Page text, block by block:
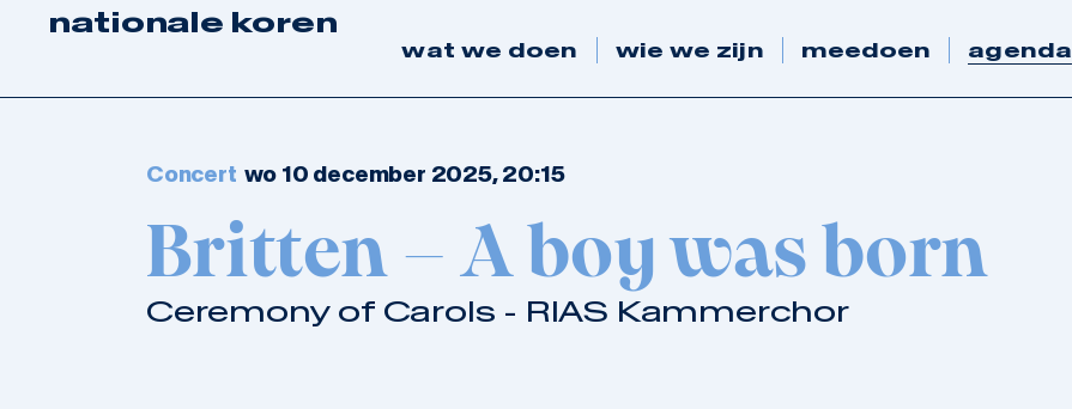
nationale koren
wat we doen wie we zijn meedoen agenda
Concert wo 10 december 2025, 20:15
Britten – A boy was born
Ceremony of Carols - RIAS Kammerchor